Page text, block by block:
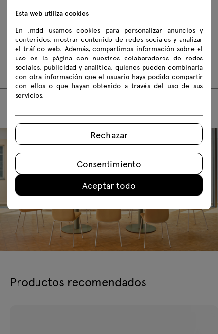
obj
skp
Instrucciones de montaje
UKP16
Productos recomendados
Esta web utiliza cookies
En .mdd usamos cookies para personalizar anuncios y
contenidos, mostrar contenido de redes sociales y analizar
el tráfico web. Además, compartimos información sobre el
uso en la página con nuestros colaboradores de redes
sociales, publicidad y analítica, quienes pueden combinarla
con otra información que el usuario haya podido compartir
con ellos o que hayan obtenido a través del uso de sus
servicios.
Rechazar
Consentimiento
Aceptar todo